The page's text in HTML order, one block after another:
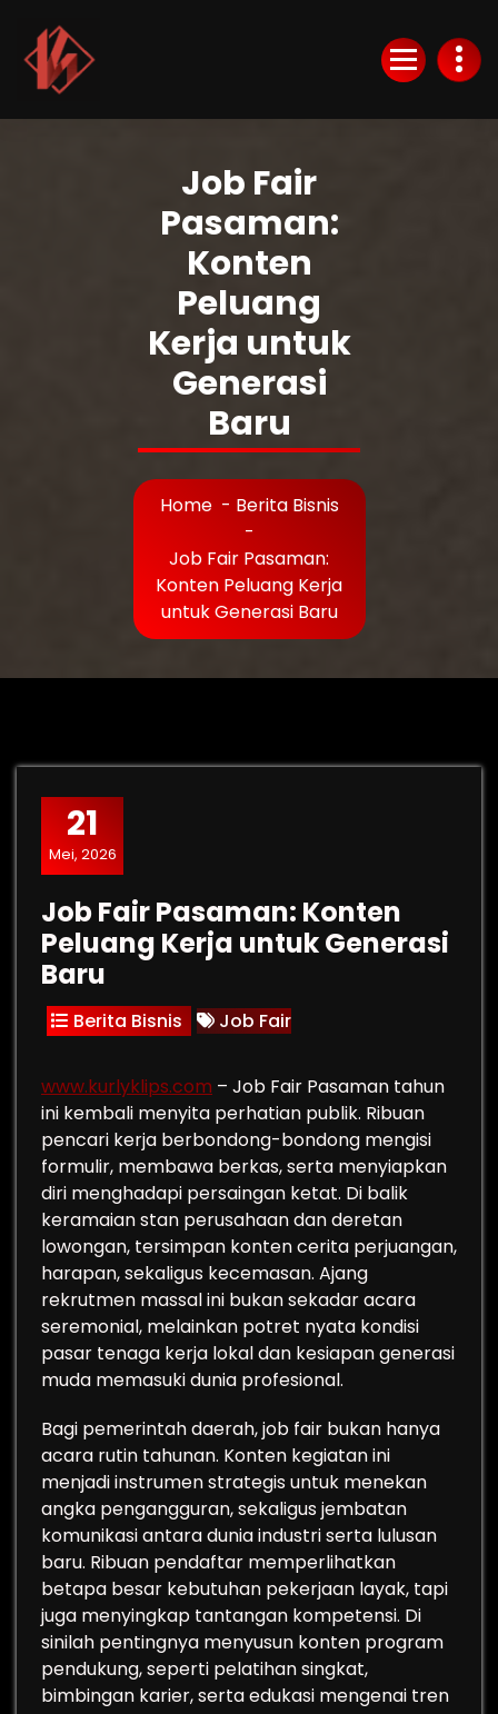
Content
tren pasar yang relevan.
Job Fair
Pasaman:
Konten
Peluang
Kerja untuk
Generasi
Baru
Home- Berita Bisnis
-
Job Fair Pasaman:
Konten Peluang Kerja
untuk Generasi Baru
21
Mei, 2026
Job Fair Pasaman: Konten
Peluang Kerja untuk Generasi
Baru
Berita Bisnis Job Fair
www.kurlyklips.com – Job Fair Pasaman tahun
ini kembali menyita perhatian publik. Ribuan
pencari kerja berbondong-bondong mengisi
formulir, membawa berkas, serta menyiapkan
diri menghadapi persaingan ketat. Di balik
keramaian stan perusahaan dan deretan
lowongan, tersimpan konten cerita perjuangan,
harapan, sekaligus kecemasan. Ajang
rekrutmen massal ini bukan sekadar acara
seremonial, melainkan potret nyata kondisi
pasar tenaga kerja lokal dan kesiapan generasi
muda memasuki dunia profesional.
Bagi pemerintah daerah, job fair bukan hanya
acara rutin tahunan. Konten kegiatan ini
menjadi instrumen strategis untuk menekan
angka pengangguran, sekaligus jembatan
komunikasi antara dunia industri serta lulusan
baru. Ribuan pendaftar memperlihatkan
betapa besar kebutuhan pekerjaan layak, tapi
juga menyingkap tantangan kompetensi. Di
sinilah pentingnya menyusun konten program
pendukung, seperti pelatihan singkat,
bimbingan karier, serta edukasi mengenai tren